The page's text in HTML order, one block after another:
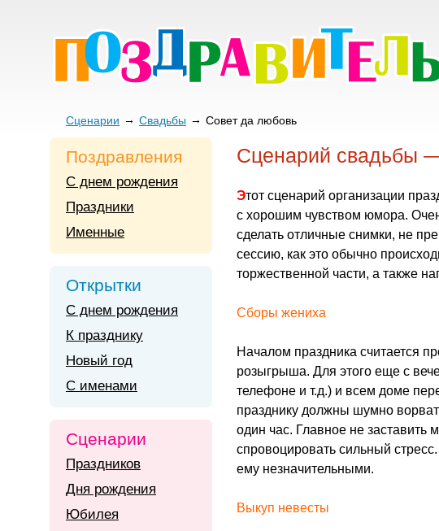
Сценарии Свадьбы Совет да любовь
Сценарий свадьбы
Этот сценарий организации праздничных мероприятий на свадьбу идеально подходит для юной пары
с хорошим чувством юмора.
сделать отличные снимки, не
сессию, как это обычно
торжественной части, а также
Сборы жениха
Началом праздника считается
розыгрыша. Для этого еще с
телефоне и т.д.) и всем доме
празднику должны шумно
один час. Главное не заставить
спровоцировать сильный
ему незначительными.
Выкуп невесты
Поздравления
С днем рождения
Праздники
Именные
Открытки
С днем рождения
К празднику
Новый год
С именами
Сценарии
Праздников
Дня рождения
Юбилея